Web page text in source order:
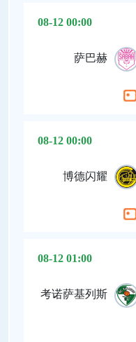
08-12 00:00
萨巴赫
08-12 00:00
博德闪耀
08-12 01:00
考诺萨基列斯